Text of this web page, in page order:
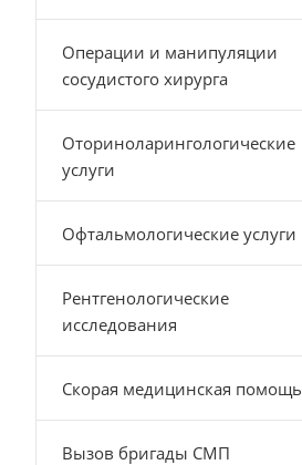
Операции и манипуляции
сосудистого хирурга
Оториноларингологические
услуги
Офтальмологические услуги
Рентгенологические
исследования
Скорая медицинская помощь
Вызов бригады СМП